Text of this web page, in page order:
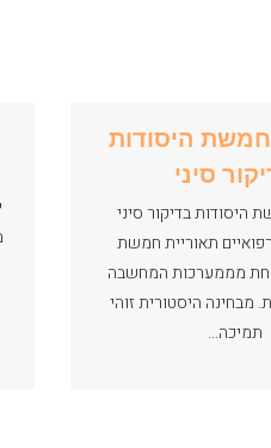
חמשת היסודות
סיני
היסודות בדיקור סיני
תאוריית חמשת
מממערכות המחשבה
מבחינה היסטורית זוהי
תמיכה…